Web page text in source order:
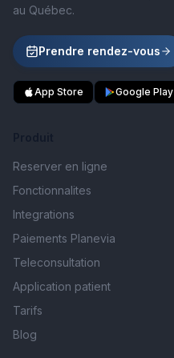
au Québec.
Prendre rendez-vous
App Store Google Play
Reserver en ligne
Fonctionnalites
Integrations
Paiements Planevia
Teleconsultation
Application patient
Tarifs
Blog